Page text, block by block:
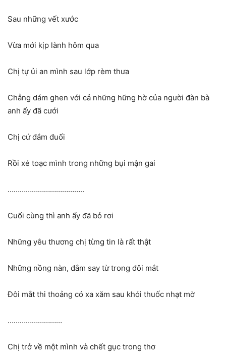
Sau những vết xước
Vừa mới kịp lành hôm qua
Chị tự ủi an mình sau lớp rèm thưa
Chẳng dám ghen với cả những hững hờ của người đàn bà
anh ấy đã cưới
Chị cứ đắm đuối
Rồi xé toạc mình trong những bụi mận gai
………………………………..
Cuối cùng thì anh ấy đã bỏ rơi
Những yêu thương chị từng tin là rất thật
Những nồng nàn, đắm say từ trong đôi mắt
Đôi mắt thi thoảng có xa xăm sau khói thuốc nhạt mờ
………………………
Chị trở về một mình và chết gục trong thơ